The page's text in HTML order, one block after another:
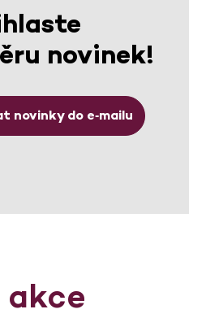
novinek!
novinky do e‑mailu
akce